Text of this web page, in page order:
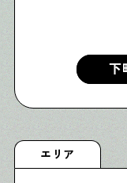
下
エリア